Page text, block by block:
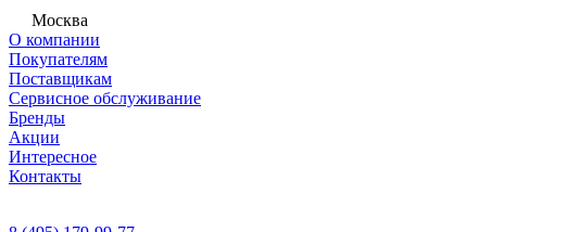
Москва
О компании
Покупателям
Поставщикам
Сервисное обслуживание
Бренды
Акции
Интересное
Контакты